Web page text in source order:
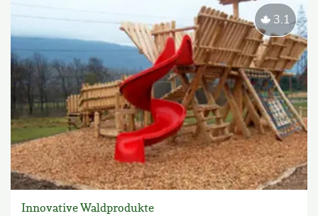
Innovative Waldprodukte
3.1